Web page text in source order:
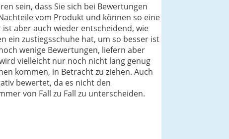
sein, dass Sie sich bei Bewertungen
vom Produkt und können so eine
aber auch wieder entscheidend, wie
ein zustiegsschuhe hat, um so besser ist
wenige Bewertungen, liefern aber
vielleicht nur noch nicht lang genug
kommen, in Betracht zu ziehen. Auch
bewertet, da es nicht den
von Fall zu Fall zu unterscheiden.